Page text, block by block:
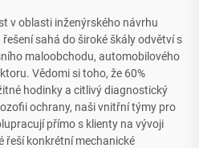
v oblasti inženýrského návrhu
sahá do široké škály odvětví s
maloobchodu, automobilového
Vědomi si toho, že 60%
hodinky a citlivý diagnostický
ochrany, naši vnitřní týmy pro
přímo s klienty na vývoji
řeší konkrétní mechanické